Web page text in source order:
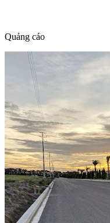
Quảng cáo